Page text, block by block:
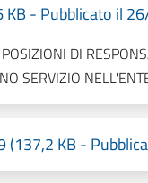
KB - Pubblicato il
DI
SERVIZIO
(137,2 KB -